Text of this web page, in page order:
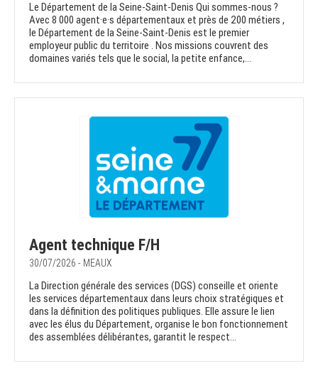
Le Département de la Seine-Saint-Denis Qui sommes-nous ?
Avec 8 000 agent·e·s départementaux et près de 200 métiers ,
le Département de la Seine-Saint-Denis est le premier
employeur public du territoire . Nos missions couvrent des
domaines variés tels que le social, la petite enfance,...
Agent technique F/H
30/07/2026 - MEAUX
La Direction générale des services (DGS) conseille et oriente
les services départementaux dans leurs choix stratégiques et
dans la définition des politiques publiques. Elle assure le lien
avec les élus du Département, organise le bon fonctionnement
des assemblées délibérantes, garantit le respect...